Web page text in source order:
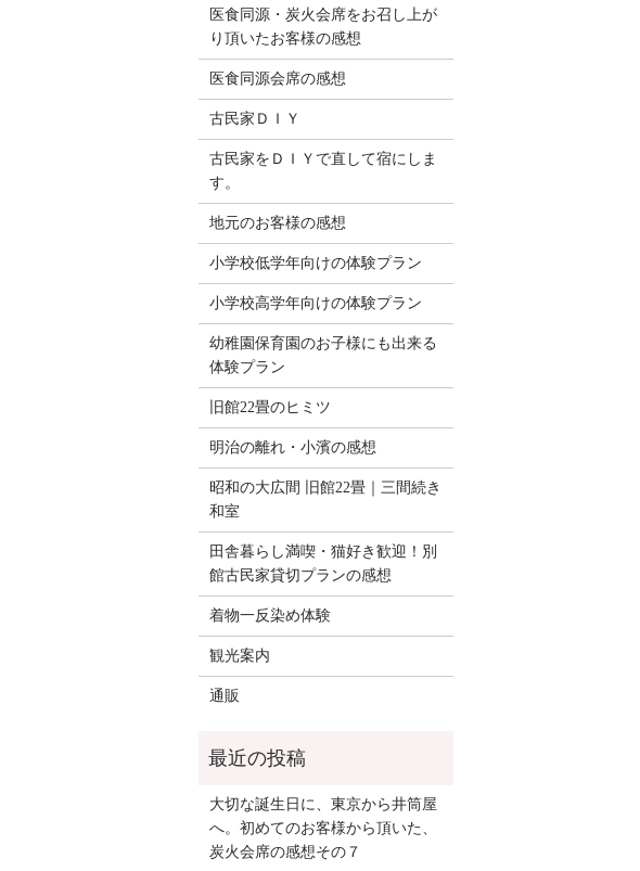
医食同源・炭火会席をお召し上が
り頂いたお客様の感想
医食同源会席の感想
古民家ＤＩＹ
古民家をＤＩＹで直して宿にしま
す。
地元のお客様の感想
小学校低学年向けの体験プラン
小学校高学年向けの体験プラン
幼稚園保育園のお子様にも出来る
体験プラン
旧館22畳のヒミツ
明治の離れ・小濱の感想
昭和の大広間 旧館22畳｜三間続き
和室
田舎暮らし満喫・猫好き歓迎！別
館古民家貸切プランの感想
着物一反染め体験
観光案内
通販
大切な誕生日に、東京から井筒屋
へ。初めてのお客様から頂いた、
炭火会席の感想その７